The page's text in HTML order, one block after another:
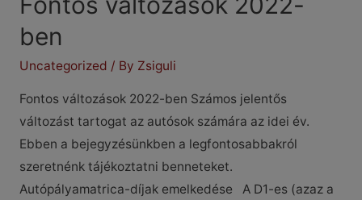
ben
Uncategorized / By Zsiguli
Fontos változások 2022-ben Számos jelentős
változást tartogat az autósok számára az idei év.
Ebben a bejegyzésünkben a legfontosabbakról
szeretnénk tájékoztatni benneteket.
Autópályamatrica-díjak emelkedése A D1-es (azaz a